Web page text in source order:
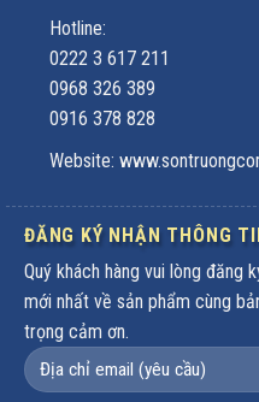
Hotline:
0222 3 617 211
0968 326 389
0916 378 828
Website:
ĐĂNG KÝ NHẬN THÔNG
Quý khách hàng vui lòng đăng
mới nhất về sản phẩm cùng
trọng cảm ơn.